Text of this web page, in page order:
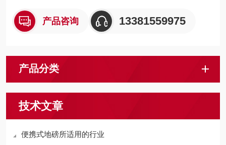
产品咨询 13381559975
产品分类
技术文章
便携式地磅所适用的行业